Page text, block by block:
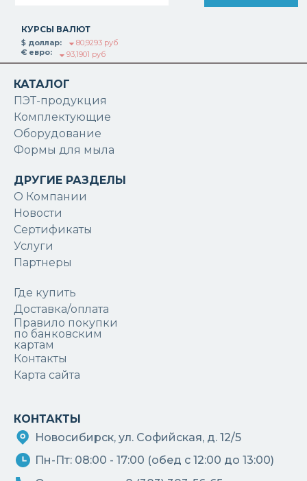
КУРСЫ ВАЛЮТ
$ доллар:
80,9293 руб
€ евро:
93,1901 руб
КАТАЛОГ
ПЭТ-продукция
Комплектующие
Оборудование
Формы для мыла
ДРУГИЕ РАЗДЕЛЫ
О Компании
Новости
Сертификаты
Услуги
Партнеры
Где купить
Доставка/оплата
Правило покупки
по банковским
картам
Контакты
Карта сайта
КОНТАКТЫ
Новосибирск, ул. Софийская, д. 12/5
Пн-Пт: 08:00 - 17:00 (обед с 12:00 до 13:00)